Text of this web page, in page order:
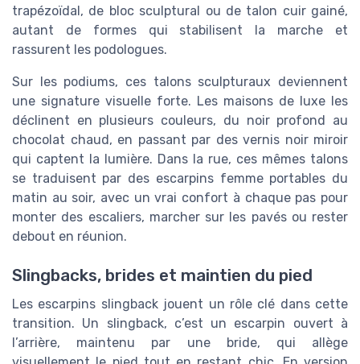
trapézoïdal, de bloc sculptural ou de talon cuir gainé,
autant de formes qui stabilisent la marche et
rassurent les podologues.
Sur les podiums, ces talons sculpturaux deviennent
une signature visuelle forte. Les maisons de luxe les
déclinent en plusieurs couleurs, du noir profond au
chocolat chaud, en passant par des vernis noir miroir
qui captent la lumière. Dans la rue, ces mêmes talons
se traduisent par des escarpins femme portables du
matin au soir, avec un vrai confort à chaque pas pour
monter des escaliers, marcher sur les pavés ou rester
debout en réunion.
Slingbacks, brides et maintien du pied
Les escarpins slingback jouent un rôle clé dans cette
transition. Un slingback, c’est un escarpin ouvert à
l’arrière, maintenu par une bride, qui allège